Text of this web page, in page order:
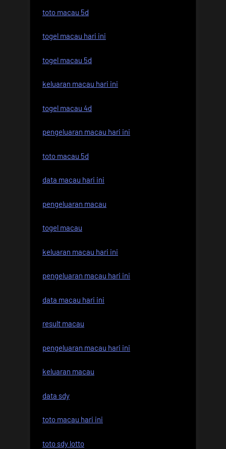
toto macau 5d
togel macau hari ini
togel macau 5d
keluaran macau hari ini
togel macau 4d
pengeluaran macau hari ini
toto macau 5d
data macau hari ini
pengeluaran macau
togel macau
keluaran macau hari ini
pengeluaran macau hari ini
data macau hari ini
result macau
pengeluaran macau hari ini
keluaran macau
data sdy
toto macau hari ini
toto sdy lotto